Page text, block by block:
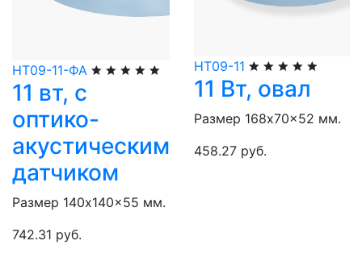
НТ09-11-ФА
11 вт, с
оптико-
акустическим
датчиком
Размер 140x140x55 мм.
742.31 руб.
НТ09-11
11 Вт, овал
Размер 168x70x52 мм.
458.27 руб.